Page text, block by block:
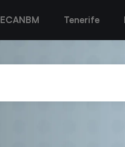
Tenerife